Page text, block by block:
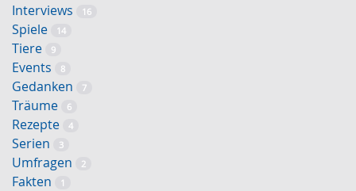
Interviews 16
Spiele 14
Tiere 9
Events 8
Gedanken 7
Träume 6
Rezepte 4
Serien 3
Umfragen 2
Fakten 1